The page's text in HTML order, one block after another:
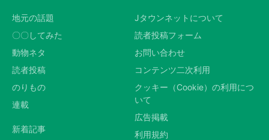
地元の話題
〇〇してみた
動物ネタ
読者投稿
のりもの
連載
新着記事
Jタウンネットについて
読者投稿フォーム
お問い合わせ
コンテンツ二次利用
クッキー（Cookie）の利用につ
いて
広告掲載
利用規約